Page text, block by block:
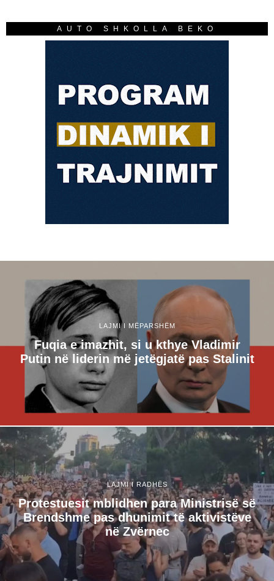
AUTO SHKOLLA BEKO
LAJMI I MËPARSHËM
Fuqia e imazhit, si u kthye Vladimir
Putin në liderin më jetëgjatë pas Stalinit
LAJMI I RADHËS
Protestuesit mblidhen para Ministrisë së
Brendshme pas dhunimit të aktivistëve
në Zvërnec